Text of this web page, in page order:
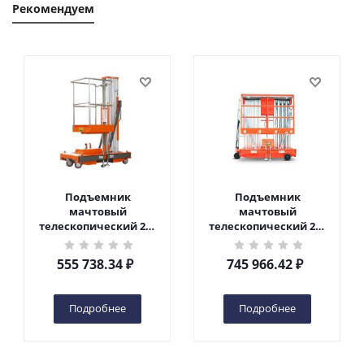
Рекомендуем
Подъемник
мачтовый
телескопический 200
кг 6 м TOR GTWY6-200S
DC 2-мачтовый
(автономный) (G) в
555 738.34₽
Подробнее
Подъемник
мачтовый
телескопический 200
кг 10 м TOR GTWY10-
200S DC 2-мачтовый
(автономный) (N) в
745 966.42₽
Подробнее